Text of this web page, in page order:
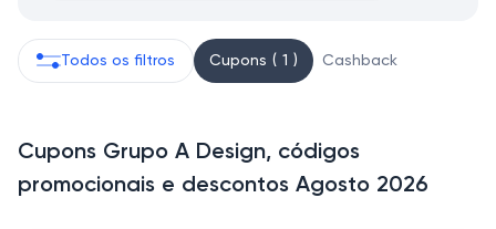
Todos os filtros Cupons ( 1 ) Cashback
Cupons Grupo A Design, códigos
promocionais e descontos Agosto 2026